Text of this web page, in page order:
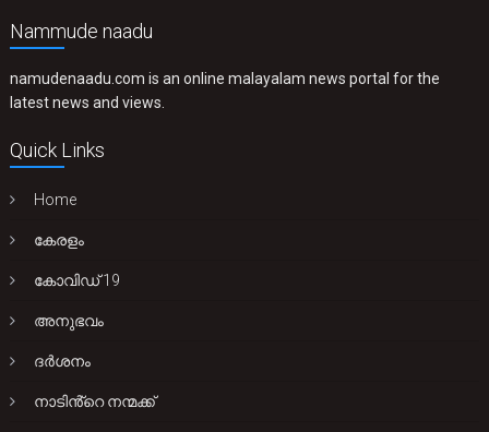
Nammude naadu
namudenaadu.com is an online malayalam news portal for the
latest news and views.
Quick Links
Home
കേരളം
കോവിഡ് 19
അനുഭവം
ദർശനം
നാടിൻ്റെ നന്മക്ക്